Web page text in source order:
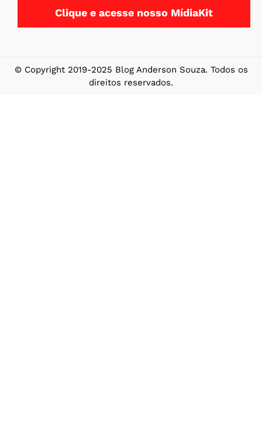
Clique e acesse nosso MídiaKit
© Copyright 2019-2025 Blog Anderson Souza. Todos os
direitos reservados.